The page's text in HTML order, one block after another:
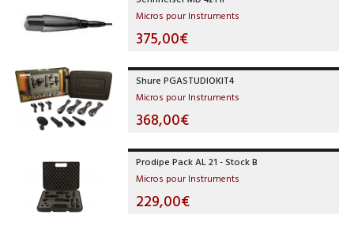
Micros pour Instruments
375,00€
Shure PGASTUDIOKIT4
Micros pour Instruments
368,00€
Prodipe Pack AL 21 - Stock B
Micros pour Instruments
229,00€